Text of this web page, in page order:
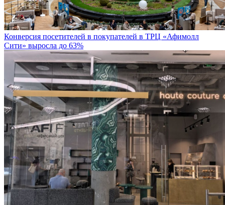
Конверсия посетителей в покупателей в ТРЦ «Афимолл
Сити» выросла до 63%